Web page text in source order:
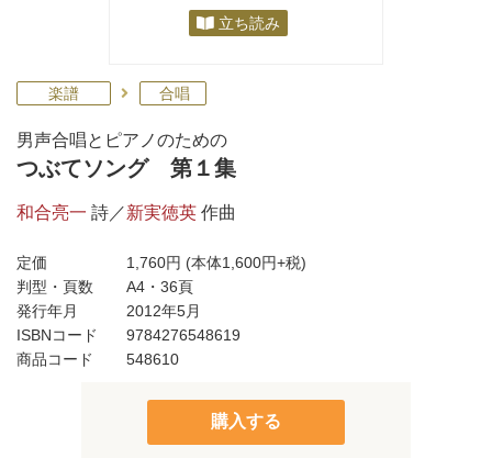
立ち読み
楽譜 合唱
男声合唱とピアノのための
つぶてソング 第１集
和合亮一 詩／新実徳英 作曲
定価 1,760円 (本体1,600円+税)
判型・頁数
A4・36頁
発行年月
2012年5月
ISBNコード
9784276548619
商品コード
548610
購入する